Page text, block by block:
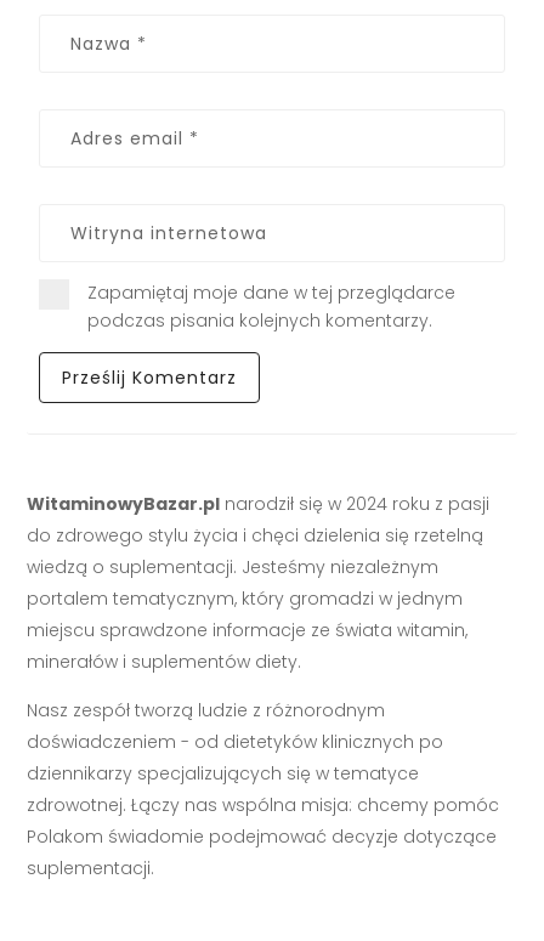
Zapamiętaj moje dane w tej przeglądarce
podczas pisania kolejnych komentarzy.
WitaminowyBazar.pl narodził się w 2024 roku z pasji
do zdrowego stylu życia i chęci dzielenia się rzetelną
wiedzą o suplementacji. Jesteśmy niezależnym
portalem tematycznym, który gromadzi w jednym
miejscu sprawdzone informacje ze świata witamin,
minerałów i suplementów diety.
Nasz zespół tworzą ludzie z różnorodnym
doświadczeniem - od dietetyków klinicznych po
dziennikarzy specjalizujących się w tematyce
zdrowotnej. Łączy nas wspólna misja: chcemy pomóc
Polakom świadomie podejmować decyzje dotyczące
suplementacji.